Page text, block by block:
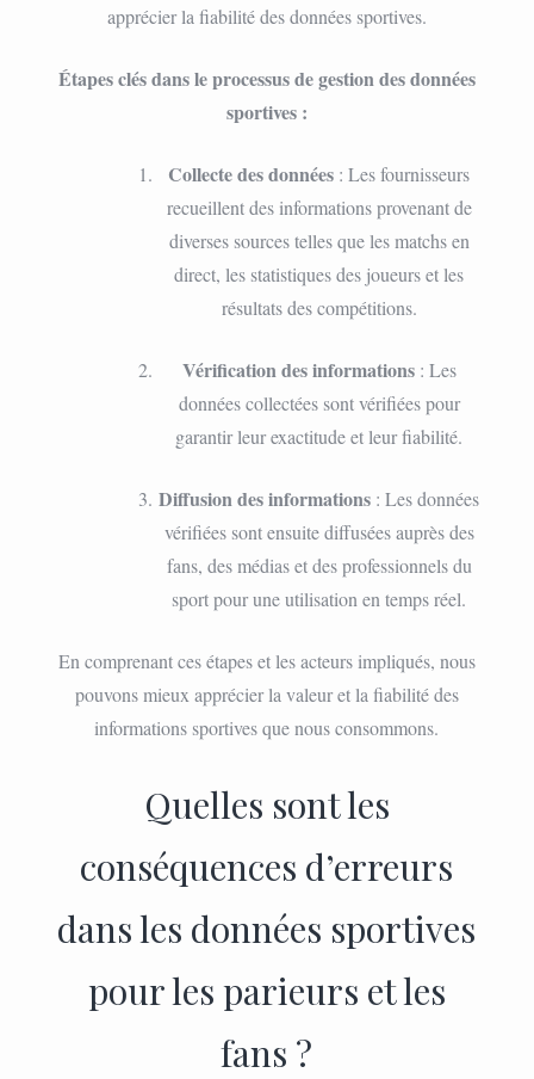
apprécier la fiabilité des données sportives.
Étapes clés dans le processus de gestion des données
sportives :
Collecte des données : Les fournisseurs
recueillent des informations provenant de
diverses sources telles que les matchs en
direct, les statistiques des joueurs et les
résultats des compétitions.
Vérification des informations: Les
données collectées sont vérifiées pour
garantir leur exactitude et leur fiabilité.
Diffusion des informations : Les données
vérifiées sont ensuite diffusées auprès des
fans, des médias et des professionnels du
sport pour une utilisation en temps réel.
En comprenant ces étapes et les acteurs impliqués, nous
pouvons mieux apprécier la valeur et la fiabilité des
informations sportives que nous consommons.
Quelles sont les
conséquences d’erreurs
dans les données sportives
pour les parieurs et les
fans ?